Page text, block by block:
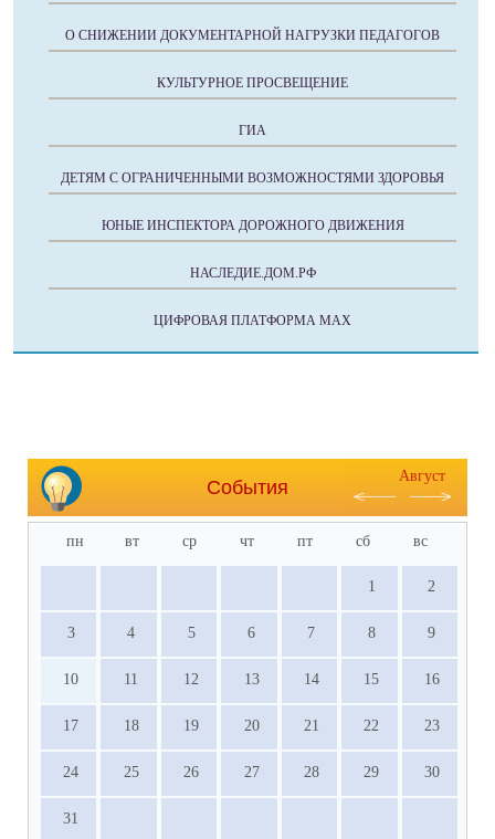
О СНИЖЕНИИ ДОКУМЕНТАРНОЙ НАГРУЗКИ ПЕДАГОГОВ
КУЛЬТУРНОЕ ПРОСВЕЩЕНИЕ
ГИА
ДЕТЯМ С ОГРАНИЧЕННЫМИ ВОЗМОЖНОСТЯМИ ЗДОРОВЬЯ
ЮНЫЕ ИНСПЕКТОРА ДОРОЖНОГО ДВИЖЕНИЯ
НАСЛЕДИЕ.ДОМ.РФ
ЦИФРОВАЯ ПЛАТФОРМА МАХ
События
Август
пн вт ср чт пт сб вс
1 2
3 4 5 6 7 8 9
10 11 12 13 14 15 16
17 18 19 20 21 22 23
24 25 26 27 28 29 30
31